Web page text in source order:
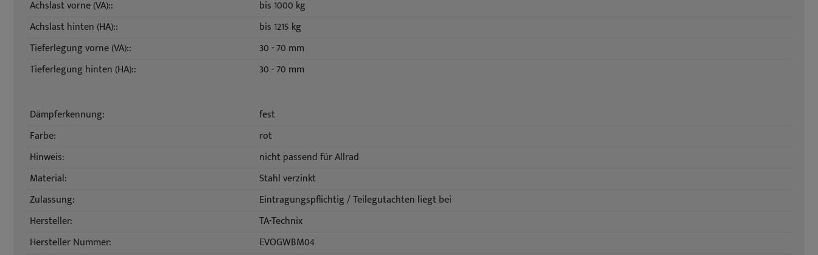
Achslast vorne (VA)::
bis 1000 kg
Achslast hinten (HA)::
bis 1215 kg
Tieferlegung vorne (VA)::
30 - 70 mm
Tieferlegung hinten (HA)::
30 - 70 mm
Dämpferkennung:
fest
Farbe:
rot
Hinweis:
nicht passend für Allrad
Material:
Stahl verzinkt
Zulassung:
Eintragungspflichtig / Teilegutachten liegt bei
Hersteller:
TA-Technix
Hersteller Nummer:
EVOGWBM04